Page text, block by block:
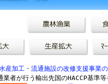
産加工・流通施設の改修支援事業
者が行う輸出先国のHACCP基準